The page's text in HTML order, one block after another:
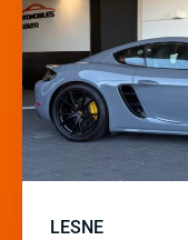
LESNE